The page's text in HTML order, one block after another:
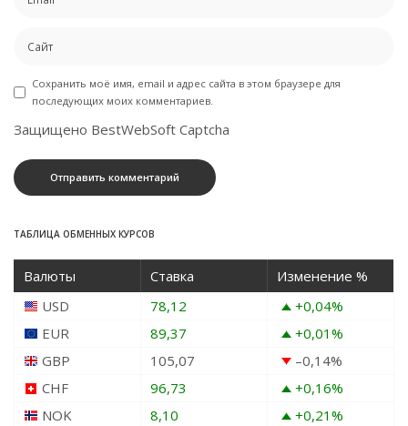
Сохранить моё имя, email и адрес сайта в этом браузере для
последующих моих комментариев.
Защищено BestWebSoft Captcha
ТАБЛИЦА ОБМЕННЫХ КУРСОВ
Валюты Ставка
Изменение %
USD
78,12 +0,04%
EUR
89,37 +0,01%
GBP
105,07 –0,14%
CHF
96,73 +0,16%
NOK
8,10 +0,21%